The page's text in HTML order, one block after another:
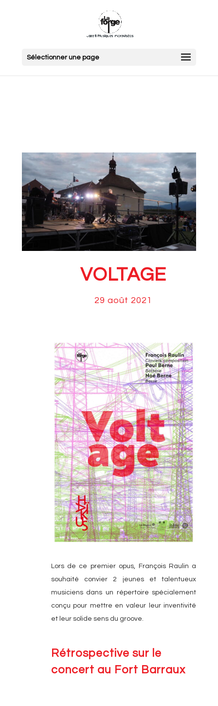
Sélectionner une page
VOLTAGE
29 août 2021
Lors de ce premier opus, François Raulin a
souhaité convier 2 jeunes et talentueux
musiciens dans un répertoire spécialement
conçu pour mettre en valeur leur inventivité
et leur solide sens du groove.
Rétrospective sur le
concert au Fort Barraux